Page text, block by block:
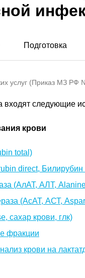
Подготовка
услуг (Приказ МЗ РФ
входят следующие
крови
total)
direct,
(АлАТ, АЛТ,
(АсАТ, АСТ,
сахар крови, глк)
фракции
крови на